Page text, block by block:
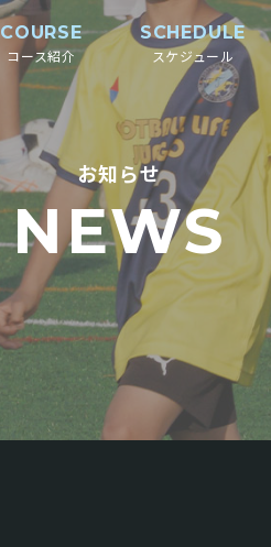
COURSE
コース紹介
SCHEDULE
スケジュール
お知らせ
NEWS